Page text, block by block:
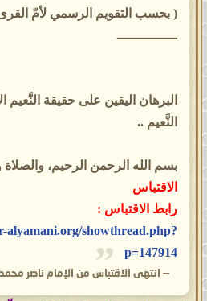
( بحسب التقويم الرسمي لأمّ
ـــــــــــــــ
البرهان اليقين على حقيقة
النَّعيم ..
بسم الله الرحمن الرحيم،
الاقتباس
رابط الاقتباس :
alyamani.org/showthread.php?
p=147914
— انتهى الاقتباس من الإمام ناصر